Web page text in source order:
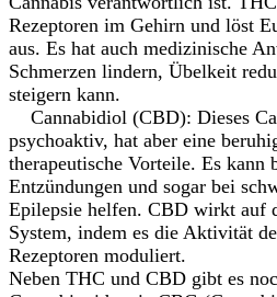
Rezeptoren im Gehirn und löst
aus. Es hat auch medizinische
Schmerzen lindern, Übelkeit
steigern kann.
Cannabidiol (CBD): Dieses
psychoaktiv, hat aber eine
therapeutische Vorteile. Es kann
Entzündungen und sogar bei
Epilepsie helfen. CBD wirkt auf
System, indem es die Aktivität
Rezeptoren moduliert.
Neben THC und CBD gibt es